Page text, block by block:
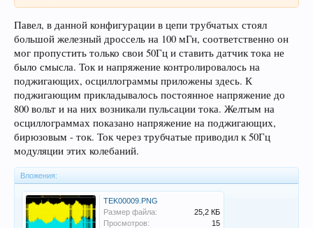
Павел, в данной конфигурации в цепи трубчатых стоял
большой железный дроссель на 100 мГн, соответственно он
мог пропустить только свои 50Гц и ставить датчик тока не
было смысла. Ток и напряжение контролировалось на
поджигающих, осциллограммы приложены здесь. К
поджигающим прикладывалось постоянное напряжение до
800 вольт и на них возникали пульсации тока. Желтым на
осциллограммах показано напряжение на поджигающих,
бирюзовым - ток. Ток через трубчатые приводил к 50Гц
модуляции этих колебаний.
Вложения:
TEK00009.PNG
Размер файла:
25,2 КБ
Просмотров:
15